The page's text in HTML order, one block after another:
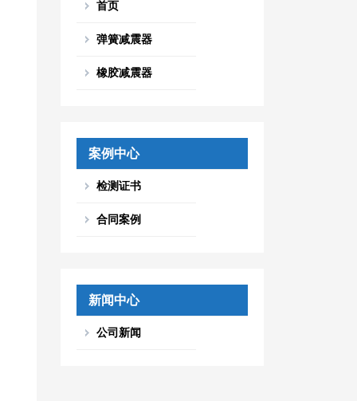
首页
弹簧减震器
橡胶减震器
案例中心
检测证书
合同案例
新闻中心
公司新闻